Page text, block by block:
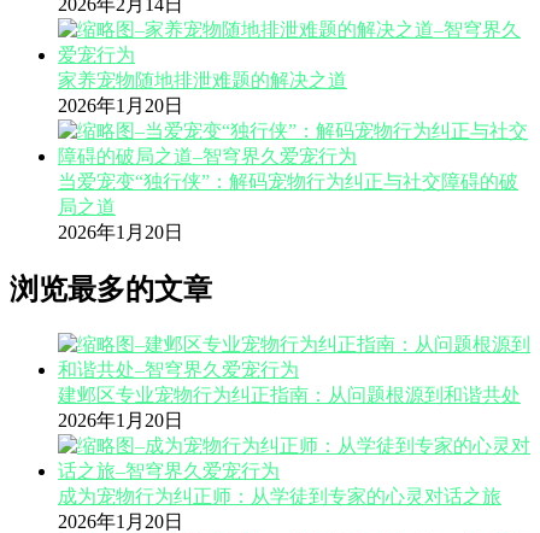
2026年2月14日
家养宠物随地排泄难题的解决之道
2026年1月20日
当爱宠变“独行侠”：解码宠物行为纠正与社交障碍的破
局之道
2026年1月20日
浏览最多的文章
建邺区专业宠物行为纠正指南：从问题根源到和谐共处
2026年1月20日
成为宠物行为纠正师：从学徒到专家的心灵对话之旅
2026年1月20日